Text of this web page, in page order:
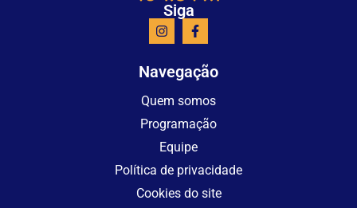
Siga
Navegação
Quem somos
Programação
Equipe
Política de privacidade
Cookies do site